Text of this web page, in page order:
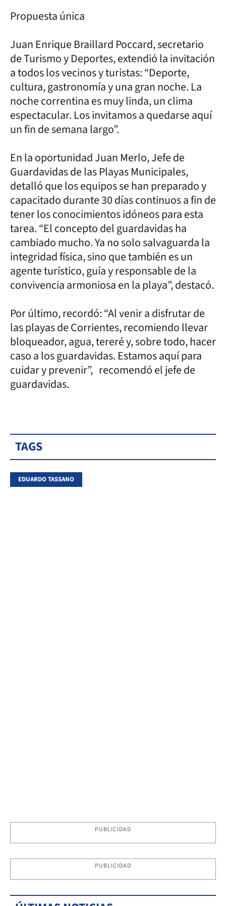
Propuesta única
Juan Enrique Braillard Poccard, secretario
de Turismo y Deportes, extendió la invitación
a todos los vecinos y turistas: “Deporte,
cultura, gastronomía y una gran noche. La
noche correntina es muy linda, un clima
espectacular. Los invitamos a quedarse aquí
un fin de semana largo”.
En la oportunidad Juan Merlo, Jefe de
Guardavidas de las Playas Municipales,
detalló que los equipos se han preparado y
capacitado durante 30 días continuos a fin de
tener los conocimientos idóneos para esta
tarea. “El concepto del guardavidas ha
cambiado mucho. Ya no solo salvaguarda la
integridad física, sino que también es un
agente turístico, guía y responsable de la
convivencia armoniosa en la playa”, destacó.
Por último, recordó: “Al venir a disfrutar de
las playas de Corrientes, recomiendo llevar
bloqueador, agua, tereré y, sobre todo, hacer
caso a los guardavidas. Estamos aquí para
cuidar y prevenir”, recomendó el jefe de
guardavidas.
TAGS
EDUARDO TASSANO
PUBLICIDAD
PUBLICIDAD